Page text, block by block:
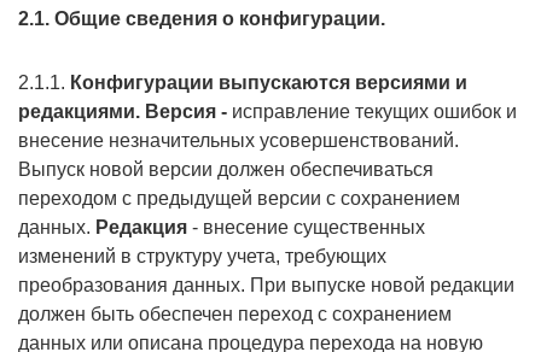
2.1. Общие сведения о конфигурации.
2.1.1. Конфигурации выпускаются версиями и
редакциями. Версия - исправление текущих ошибок и
внесение незначительных усовершенствований.
Выпуск новой версии должен обеспечиваться
переходом с предыдущей версии с сохранением
данных. Редакция - внесение существенных
изменений в структуру учета, требующих
преобразования данных. При выпуске новой редакции
должен быть обеспечен переход с сохранением
данных или описана процедура перехода на новую